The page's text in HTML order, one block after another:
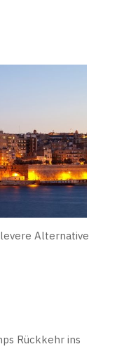
Alternative
Rückkehr ins